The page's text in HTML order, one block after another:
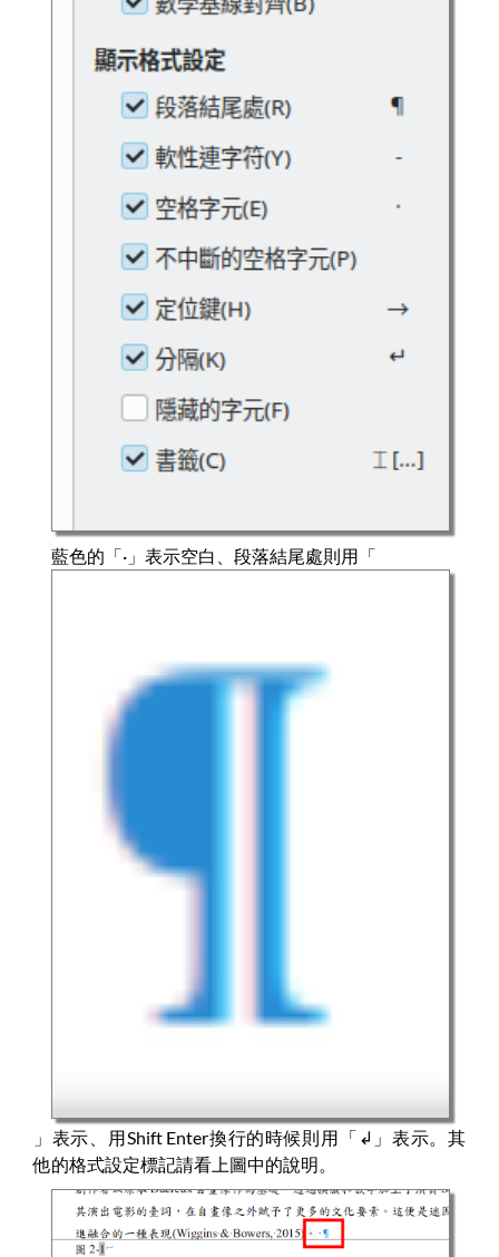
藍色的「·」表示空白、段落結尾處則用「
」表示、用Shift Enter換行的時候則用「 ↲ 」表示。其
他的格式設定標記請看上圖中的說明。